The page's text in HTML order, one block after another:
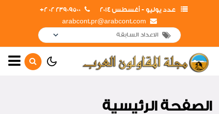
عدد يوليو - أغسطس 2014
23909500 02 2+
arabcont.pr@arabcont.com
الصفحة الرئيسية